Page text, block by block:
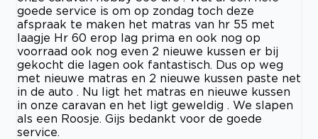
goede service is om op zondag toch deze
afspraak te maken het matras van hr 55 met
laagje Hr 60 erop lag prima en ook nog op
voorraad ook nog even 2 nieuwe kussen er bij
gekocht die lagen ook fantastisch. Dus op weg
met nieuwe matras en 2 nieuwe kussen paste net
in de auto . Nu ligt het matras en nieuwe kussen
in onze caravan en het ligt geweldig . We slapen
als een Roosje. Gijs bedankt voor de goede
service.